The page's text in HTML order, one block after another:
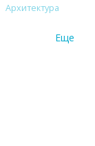
Архитектура
Еще